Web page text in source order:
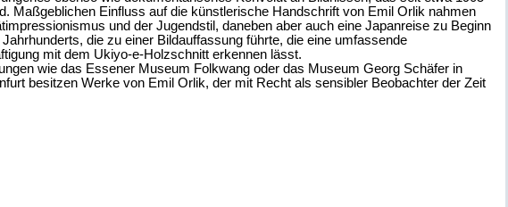
Maßgeblichen Einfluss auf die künstlerische Handschrift von Emil Orlik nahmen
und der Jugendstil, daneben aber auch eine Japanreise zu Beginn
die zu einer Bildauffassung führte, die eine umfassende
mit dem Ukiyo-e-Holzschnitt erkennen lässt.
wie das Essener Museum Folkwang oder das Museum Georg Schäfer in
besitzen Werke von Emil Orlik, der mit Recht als sensibler Beobachter der Zeit